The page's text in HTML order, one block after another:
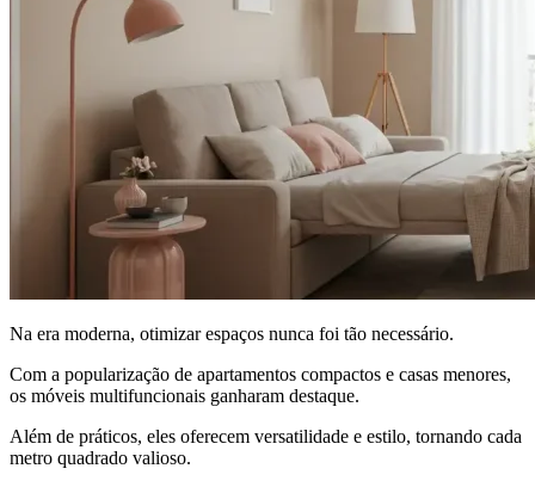
Na era moderna, otimizar espaços nunca foi tão necessário.
Com a popularização de apartamentos compactos e casas menores,
os móveis multifuncionais ganharam destaque.
Além de práticos, eles oferecem versatilidade e estilo, tornando cada
metro quadrado valioso.